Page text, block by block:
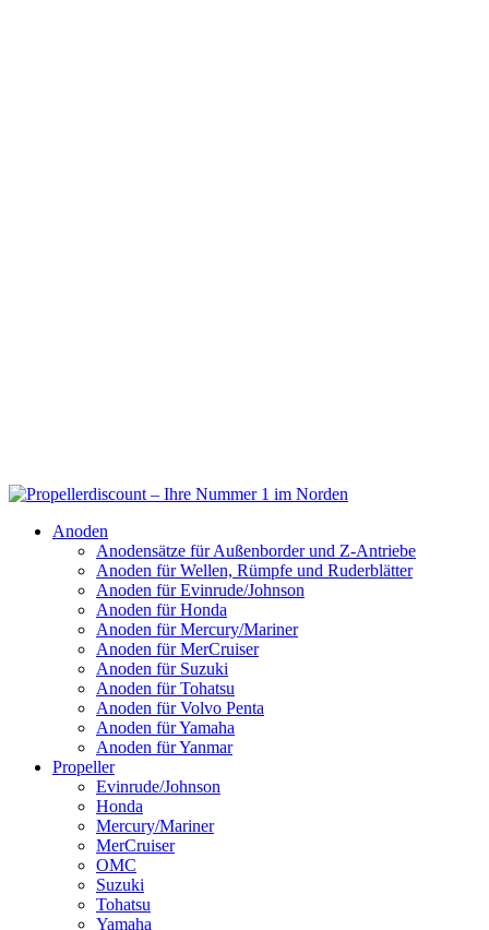
Anoden
Anodensätze für Außenborder und Z-Antriebe
Anoden für Wellen, Rümpfe und Ruderblätter
Anoden für Evinrude/Johnson
Anoden für Honda
Anoden für Mercury/Mariner
Anoden für MerCruiser
Anoden für Suzuki
Anoden für Tohatsu
Anoden für Volvo Penta
Anoden für Yamaha
Anoden für Yanmar
Propeller
Evinrude/Johnson
Honda
Mercury/Mariner
MerCruiser
OMC
Suzuki
Tohatsu
Yamaha